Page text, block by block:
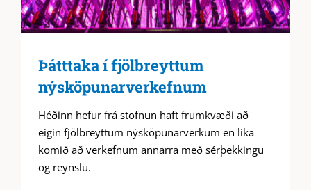
Þátttaka í fjölbreyttum
nýsköpunarverkefnum
Héðinn hefur frá stofnun haft frumkvæði að
eigin fjölbreyttum nýsköpunarverkum en líka
komið að verkefnum annarra með sérþekkingu
og reynslu.